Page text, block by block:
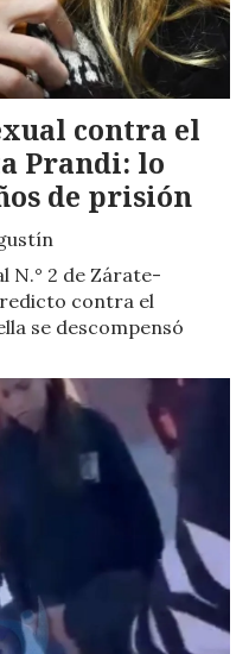
contra el
Prandi: lo
de prisión
N.° 2 de Zárate-
contra el
se descompensó